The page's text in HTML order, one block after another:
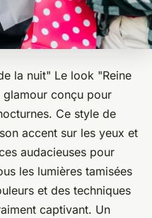
la nuit" Le look "Reine
conçu pour
Ce style de
accent sur les yeux et
audacieuses pour
les lumières tamisées
et des techniques
captivant. Un